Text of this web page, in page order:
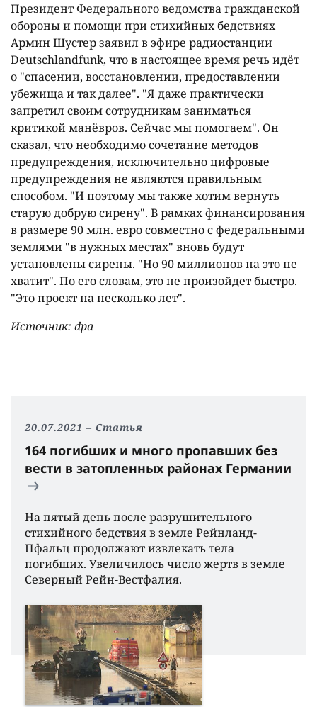
Президент Федерального ведомства гражданской
обороны и помощи при стихийных бедствиях
Армин Шустер заявил в эфире радиостанции
Deutschlandfunk, что в настоящее время речь идёт
о "спасении, восстановлении, предоставлении
убежища и так далее". "Я даже практически
запретил своим сотрудникам заниматься
критикой манёвров. Сейчас мы помогаем". Он
сказал, что необходимо сочетание методов
предупреждения, исключительно цифровые
предупреждения не являются правильным
способом. "И поэтому мы также хотим вернуть
старую добрую сирену". В рамках финансирования
в размере 90 млн. евро совместно с федеральными
землями "в нужных местах" вновь будут
установлены сирены. "Но 90 миллионов на это не
хватит". По его словам, это не произойдет быстро.
"Это проект на несколько лет".
Источник: dpa
20.07.2021 Статья
164 погибших и много пропавших без
вести в затопленных районах Германии
На пятый день после разрушительного
стихийного бедствия в земле Рейнланд-
Пфальц продолжают извлекать тела
погибших. Увеличилось число жертв в земле
Северный Рейн-Вестфалия.